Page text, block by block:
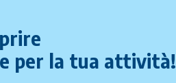
per la tua attività!